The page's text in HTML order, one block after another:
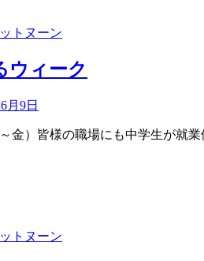
トヌーン
ウィーク
月9日
～金）皆様の職場にも中学生が就
トヌーン